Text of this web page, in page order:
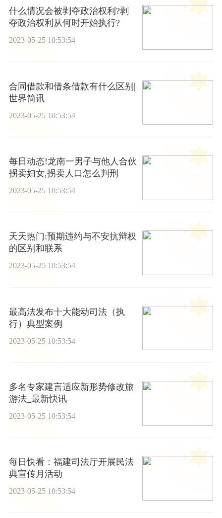
什么情况会被剥夺政治权利?剥
夺政治权利从何时开始执行?
2023-05-25 10:53:54
合同借款和借条借款有什么区别|
世界简讯
2023-05-25 10:53:54
每日动态!龙南一男子与他人合伙
拐卖妇女,拐卖人口怎么判刑
2023-05-25 10:53:54
天天热门:预期违约与不安抗辩权
的区别和联系
2023-05-25 10:53:54
最高法发布十大能动司法（执
行）典型案例
2023-05-25 10:53:54
多名专家建言适应新形势修改旅
游法_最新快讯
2023-05-25 10:53:54
每日快看：福建司法厅开展民法
典宣传月活动
2023-05-25 10:53:54